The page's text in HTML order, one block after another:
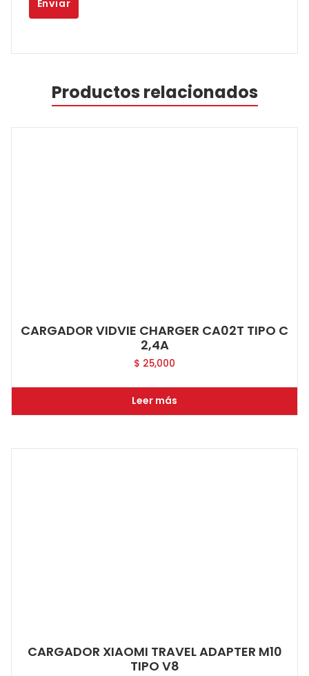
Productos relacionados
CARGADOR VIDVIE CHARGER CA02T TIPO C
2,4A
$ 25,000
Leer más
CARGADOR XIAOMI TRAVEL ADAPTER M10
TIPO V8